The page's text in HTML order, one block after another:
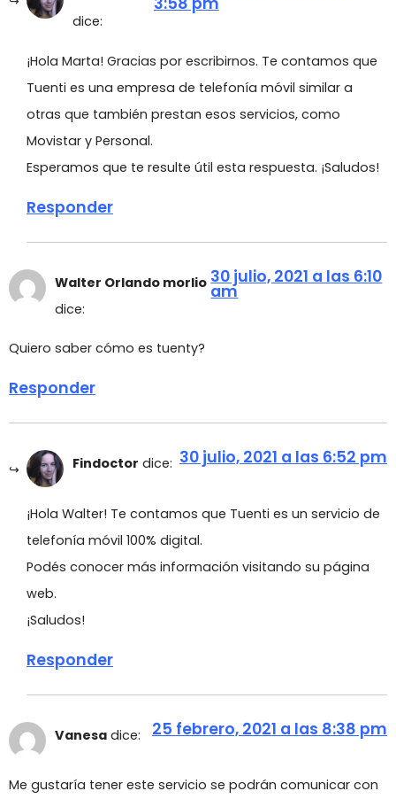
dice:
¡Hola Marta! Gracias por escribirnos. Te contamos que
Tuenti es una empresa de telefonía móvil similar a
otras que también prestan esos servicios, como
Movistar y Personal.
Esperamos que te resulte útil esta respuesta. ¡Saludos!
Responder
Walter Orlando morlio
dice:
30 julio, 2021 a las 6:10
am
Quiero saber cómo es tuenty?
Responder
Findoctor dice: 30 julio, 2021 a las 6:52 pm
¡Hola Walter! Te contamos que Tuenti es un servicio de
telefonía móvil 100% digital.
Podés conocer más información visitando su página
web.
¡Saludos!
Responder
Vanesa dice: 25 febrero, 2021 a las 8:38 pm
Me gustaría tener este servicio se podrán comunicar con